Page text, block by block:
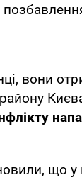
вони
що у